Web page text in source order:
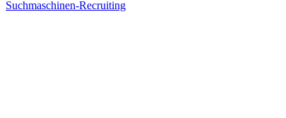
Suchmaschinen-Recruiting